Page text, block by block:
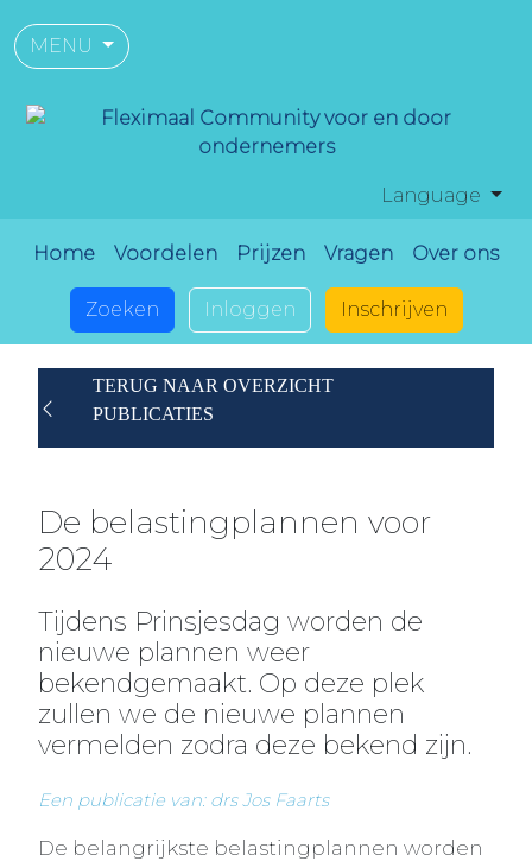
MENU
Language
Home Voordelen Prijzen Vragen Over ons
Zoeken Inloggen Inschrijven
TERUG NAAR OVERZICHT
PUBLICATIES
De belastingplannen voor
2024
Tijdens Prinsjesdag worden de
nieuwe plannen weer
bekendgemaakt. Op deze plek
zullen we de nieuwe plannen
vermelden zodra deze bekend zijn.
Een publicatie van: drs Jos Faarts
De belangrijkste belastingplannen worden